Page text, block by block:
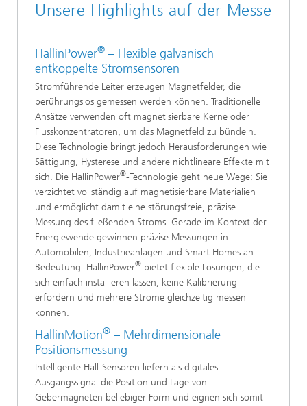
Unsere Highlights auf der Messe
HallinPower® – Flexible galvanisch
entkoppelte Stromsensoren
Stromführende Leiter erzeugen Magnetfelder, die
berührungslos gemessen werden können. Traditionelle
Ansätze verwenden oft magnetisierbare Kerne oder
Flusskonzentratoren, um das Magnetfeld zu bündeln.
Diese Technologie bringt jedoch Herausforderungen wie
Sättigung, Hysterese und andere nichtlineare Effekte mit
sich. Die HallinPower®-Technologie geht neue Wege: Sie
verzichtet vollständig auf magnetisierbare Materialien
und ermöglicht damit eine störungsfreie, präzise
Messung des fließenden Stroms. Gerade im Kontext der
Energiewende gewinnen präzise Messungen in
Automobilen, Industrieanlagen und Smart Homes an
Bedeutung. HallinPower® bietet flexible Lösungen, die
sich einfach installieren lassen, keine Kalibrierung
erfordern und mehrere Ströme gleichzeitig messen
können.
HallinMotion® – Mehrdimensionale
Positionsmessung
Intelligente Hall-Sensoren liefern als digitales
Ausgangssignal die Position und Lage von
Gebermagneten beliebiger Form und eignen sich somit